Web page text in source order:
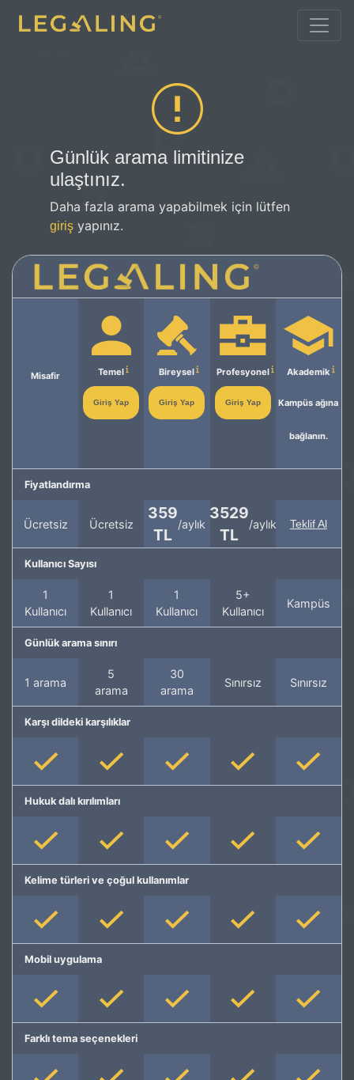
Günlük arama limitinize
ulaştınız.
Daha fazla arama yapabilmek için lütfen
giriş yapınız.
Misafir Temel
Giriş Yap
Bireysel
Giriş Yap
Profesyonel
Giriş Yap
Akademik
Kampüs ağına
bağlanın.
Fiyatlandırma
Ücretsiz Ücretsiz
359
TL
/aylık
3529
TL
/aylık Teklif Al
Kullanıcı Sayısı
1
Kullanıcı
1
Kullanıcı
1
Kullanıcı
5+
Kullanıcı
Kampüs
Günlük arama sınırı
1 arama
5
arama
30
arama
Sınırsız Sınırsız
Karşı dildeki karşılıklar
Hukuk dalı kırılımları
Kelime türleri ve çoğul kullanımlar
Mobil uygulama
Farklı tema seçenekleri